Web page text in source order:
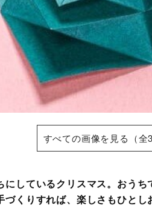
すべての画像を見る（全
にしているクリスマス。おう
づくりすれば、楽しさもひとし